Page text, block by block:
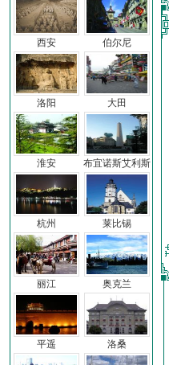
西安
洛阳
淮安
杭州
丽江
平遥
伯尔尼
大田
布宜诺斯艾利斯
莱比锡
奥克兰
洛桑
前子